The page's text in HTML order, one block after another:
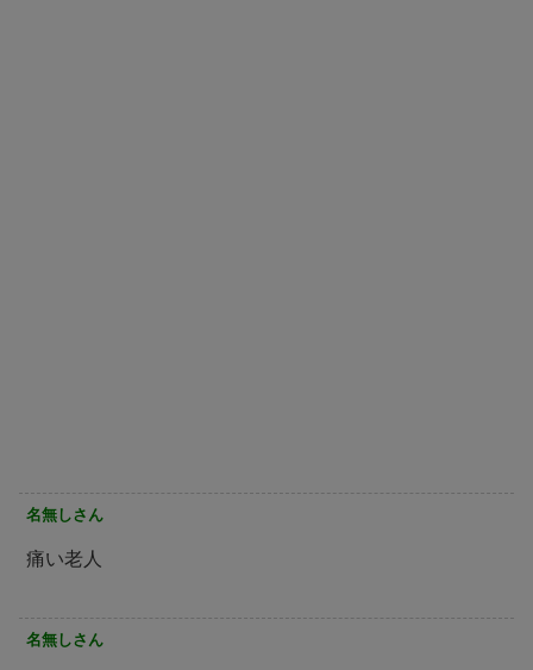
名無しさん
痛い老人
名無しさん